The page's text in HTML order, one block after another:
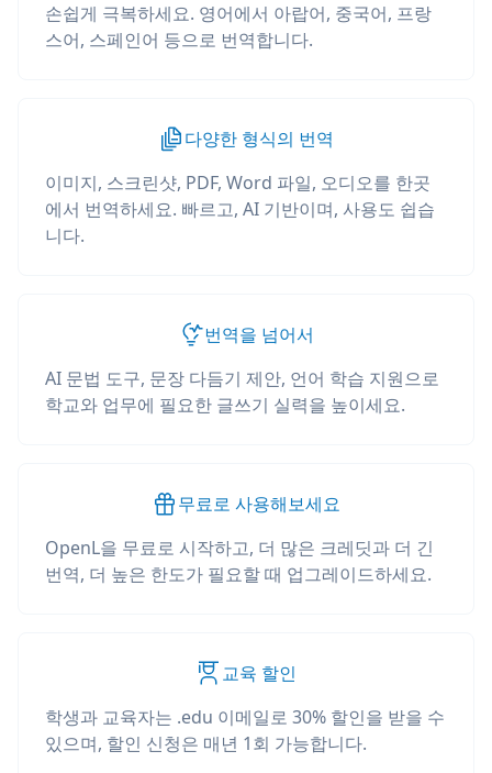
손쉽게 극복하세요. 영어에서 아랍어, 중국어, 프랑
스어, 스페인어 등으로 번역합니다.
다양한 형식의 번역
이미지, 스크린샷, PDF, Word 파일, 오디오를 한곳
에서 번역하세요. 빠르고, AI 기반이며, 사용도 쉽습
니다.
번역을 넘어서
AI 문법 도구, 문장 다듬기 제안, 언어 학습 지원으로
학교와 업무에 필요한 글쓰기 실력을 높이세요.
무료로 사용해보세요
OpenL을 무료로 시작하고, 더 많은 크레딧과 더 긴
번역, 더 높은 한도가 필요할 때 업그레이드하세요.
교육 할인
학생과 교육자는 .edu 이메일로 30% 할인을 받을 수
있으며, 할인 신청은 매년 1회 가능합니다.